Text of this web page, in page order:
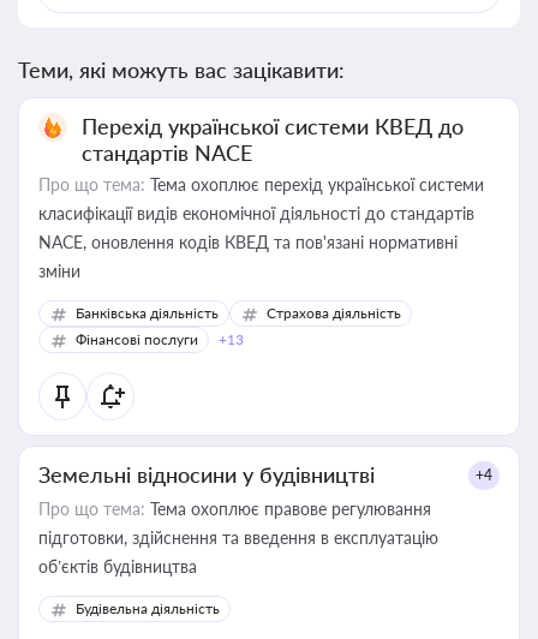
Теми, які можуть вас зацікавити:
Перехід української системи КВЕД до
стандартів NACE
Про що тема: Тема охоплює перехід української системи
класифікації видів економічної діяльності до стандартів
NACE, оновлення кодів КВЕД та пов'язані нормативні
зміни
Банківська діяльність
Страхова діяльність
Фінансові послуги
+13
Земельні відносини у будівництві +4
Про що тема: Тема охоплює правове регулювання
підготовки, здійснення та введення в експлуатацію
об’єктів будівництва
Будівельна діяльність